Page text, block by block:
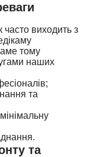
часто виходить з
тому
наших
та
та